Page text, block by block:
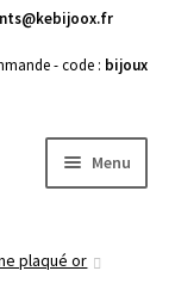
- code : bijoux
Menu
plaqué or